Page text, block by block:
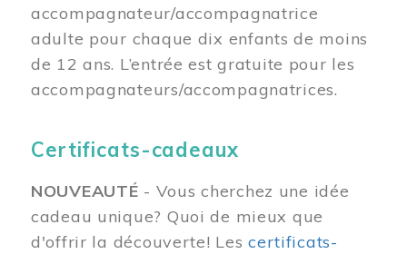
accompagnateur/accompagnatrice
adulte pour chaque dix enfants de moins
de 12 ans. L’entrée est gratuite pour les
accompagnateurs/accompagnatrices.
Certificats-cadeaux
NOUVEAUTÉ - Vous cherchez une idée
cadeau unique? Quoi de mieux que
d'offrir la découverte! Lescertificats-